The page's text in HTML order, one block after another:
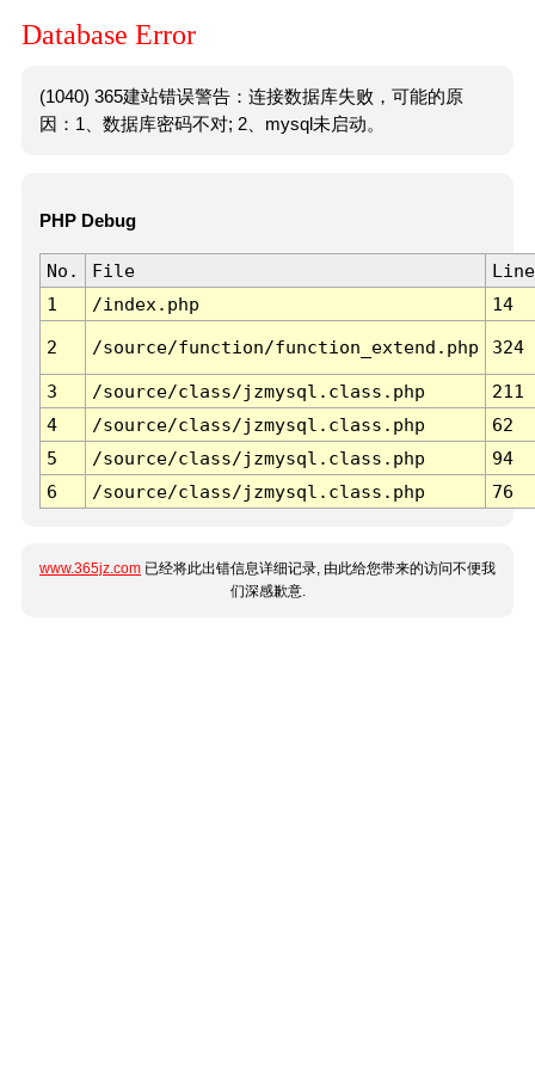
Database Error
(1040) 365建站错误警告：连接数据库失败，可能的原
因：1、数据库密码不对; 2、mysql未启动。
PHP Debug
No. File
Line
1
/index.php 14
2 /source/function/function_extend.php 324
3 /source/class/jzmysql.class.php
211
4
/source/class/jzmysql.class.php
62
5
/source/class/jzmysql.class.php
94
6
/source/class/jzmysql.class.php 76
www.365jz.com 已经将此出错信息详细记录, 由此给您带来的访问不便我
们深感歉意.